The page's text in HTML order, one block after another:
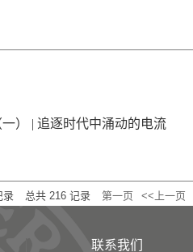
） | 追逐时代中涌动的电流
录 总共 216 记录 第一页 <<上一页
联系我们